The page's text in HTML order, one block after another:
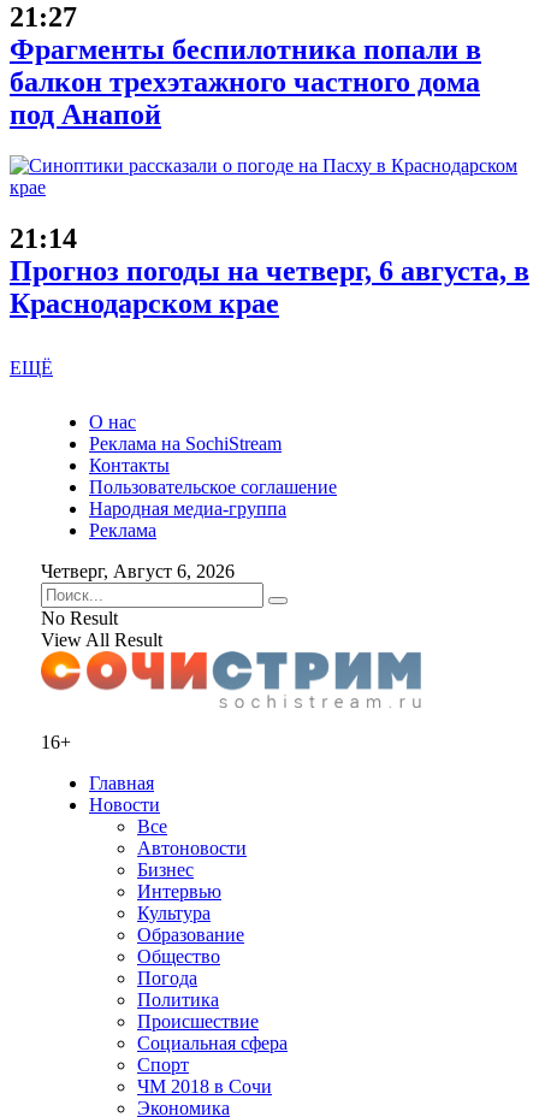
21:27
Фрагменты беспилотника попали в
балкон трехэтажного частного дома
под Анапой
21:14
Прогноз погоды на четверг, 6 августа, в
Краснодарском крае
ЕЩЁ
О нас
Реклама на SochiStream
Контакты
Пользовательское соглашение
Народная медиа-группа
Реклама
Четверг, Август 6, 2026
No Result
View All Result
16+
Главная
Новости
Все
Автоновости
Бизнес
Интервью
Культура
Образование
Общество
Погода
Политика
Происшествие
Социальная сфера
Спорт
ЧМ 2018 в Сочи
Экономика